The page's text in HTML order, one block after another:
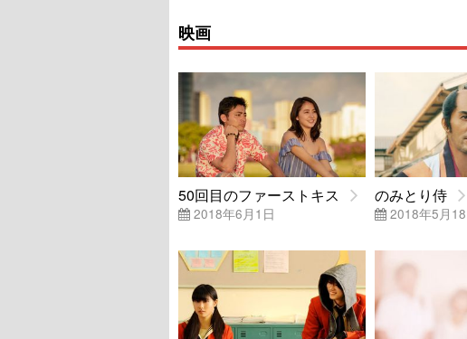
映画
50回目のファーストキス
2018年6月1日
のみとり侍
2018年5月18